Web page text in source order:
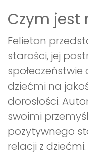
Czym jest
Felieton
starości, jej
społeczeństwie
dziećmi na
dorosłości.
swoimi
pozytywnego
relacji z dziećmi.